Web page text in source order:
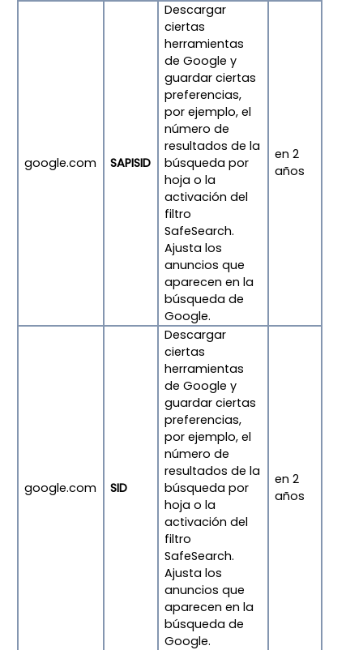
google.com SAPISID
Descargar
ciertas
herramientas
de Google y
guardar ciertas
preferencias,
por ejemplo, el
número de
resultados de la
búsqueda por
hoja o la
activación del
filtro
SafeSearch.
Ajusta los
anuncios que
aparecen en la
búsqueda de
Google.
en 2
años
google.com SID
Descargar
ciertas
herramientas
de Google y
guardar ciertas
preferencias,
por ejemplo, el
número de
resultados de la
búsqueda por
hoja o la
activación del
filtro
SafeSearch.
Ajusta los
anuncios que
aparecen en la
búsqueda de
Google.
en 2
años